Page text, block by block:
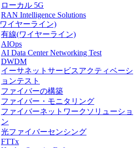
ローカル 5G
RAN Intelligence Solutions
イヤーライン)
有線(ワイヤーライン)
AIOps
AI Data Center Networking Test
DWDM
イーサネットサービスアクティベーシ
ョンテスト
ファイバーの構築
ファイバー・モニタリング
ファイバーネットワークソリューショ
ン
光ファイバーセンシング
FTTx